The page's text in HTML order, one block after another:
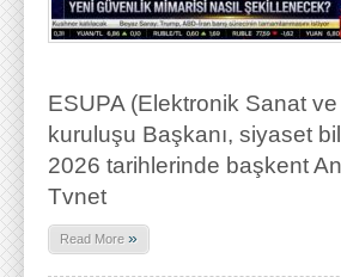
ESUPA (Elektronik Sanat
kuruluşu Başkanı, siyaset
2026 tarihlerinde başkent
Tvnet
Read More »